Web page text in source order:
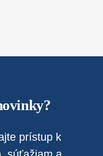
prístup k